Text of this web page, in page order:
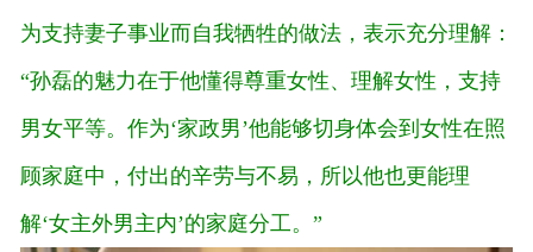
为支持妻子事业而自我牺牲的做法，表示充分理解：
“孙磊的魅力在于他懂得尊重女性、理解女性，支持
男女平等。作为‘家政男’他能够切身体会到女性在照
顾家庭中，付出的辛劳与不易，所以他也更能理
解‘女主外男主内’的家庭分工。”